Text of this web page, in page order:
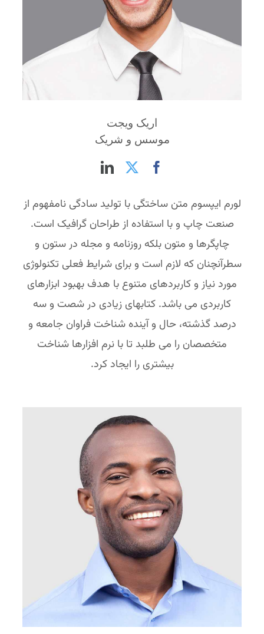
اریک ویجت
موسس و شریک
لورم ایپسوم متن ساختگی با تولید سادگی نامفهوم از
صنعت چاپ و با استفاده از طراحان گرافیک است.
چاپگرها و متون بلکه روزنامه و مجله در ستون و
سطرآنچنان که لازم است و برای شرایط فعلی تکنولوژی
مورد نیاز و کاربردهای متنوع با هدف بهبود ابزارهای
کاربردی می باشد. کتابهای زیادی در شصت و سه
درصد گذشته، حال و آینده شناخت فراوان جامعه و
متخصصان را می طلبد تا با نرم افزارها شناخت
بیشتری را ایجاد کرد.